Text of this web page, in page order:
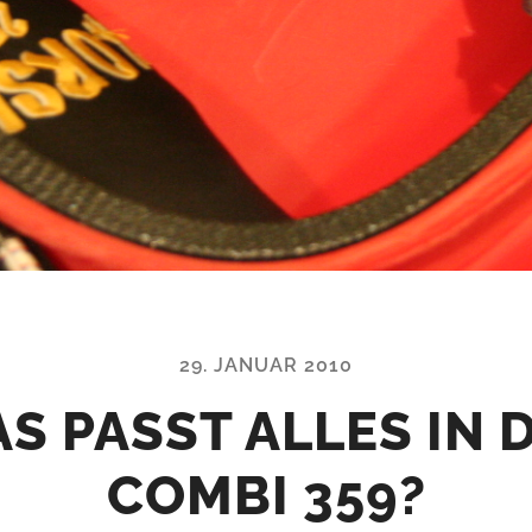
29. JANUAR 2010
PASST ALLES IN
COMBI 359?